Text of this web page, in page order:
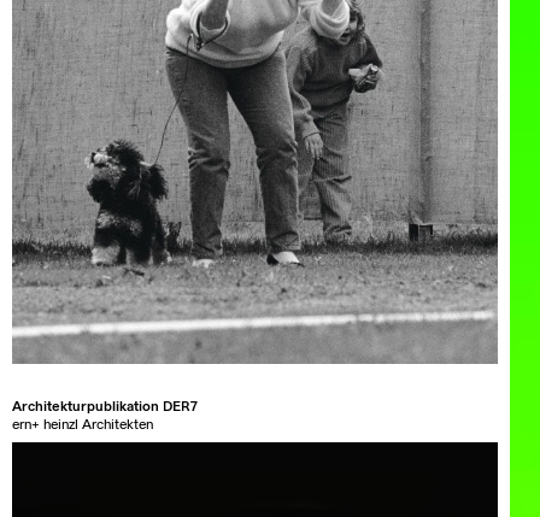
Architekturpublikation DER7
ern+ heinzl Architekten